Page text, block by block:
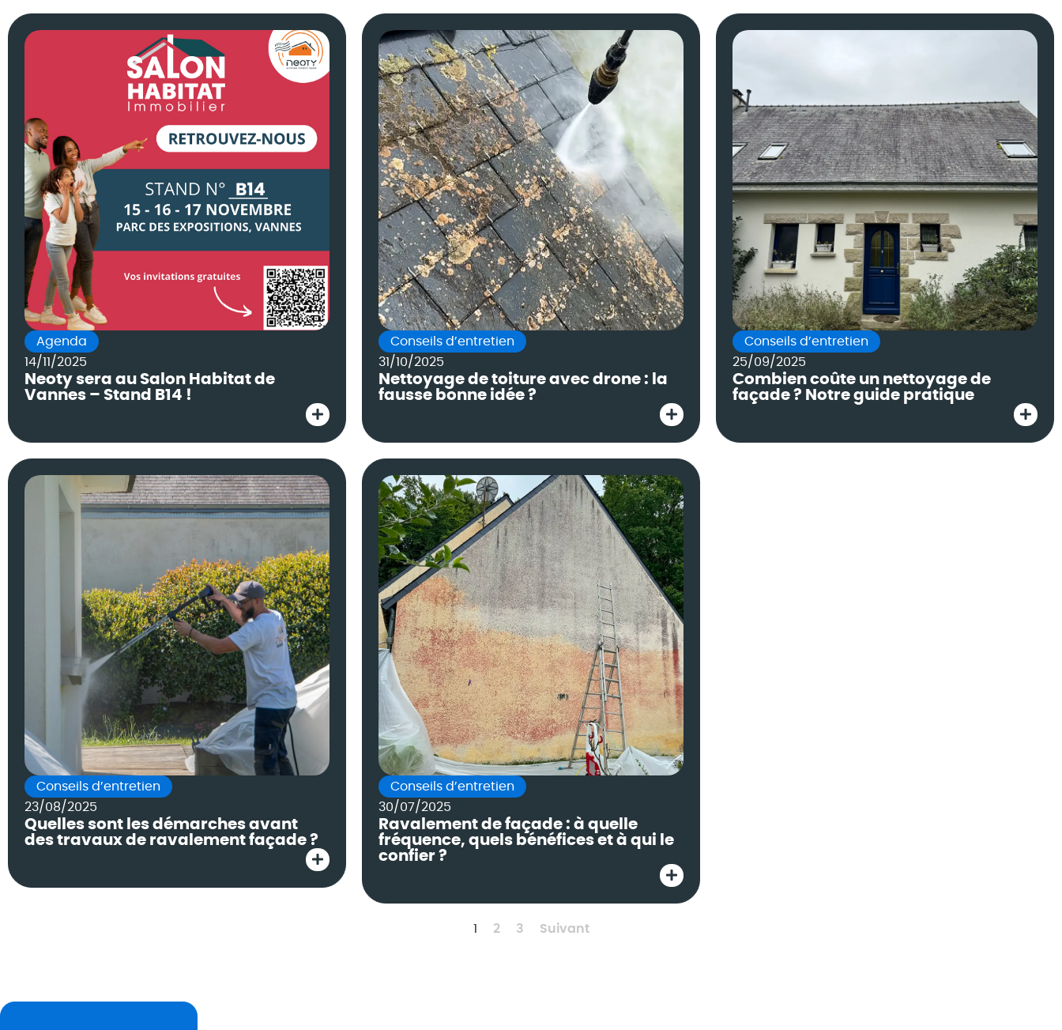
Agenda
14/11/2025
Neoty sera au Salon Habitat de
Vannes – Stand B14 !
Conseils d’entretien
31/10/2025
Nettoyage de toiture avec drone : la
fausse bonne idée ?
Conseils d’entretien
25/09/2025
Combien coûte un nettoyage de
façade ? Notre guide pratique
Conseils d’entretien
23/08/2025
Quelles sont les démarches avant
des travaux de ravalement façade ?
Conseils d’entretien
30/07/2025
Ravalement de façade : à quelle
fréquence, quels bénéfices et à qui le
confier ?
1 2 3 Suivant